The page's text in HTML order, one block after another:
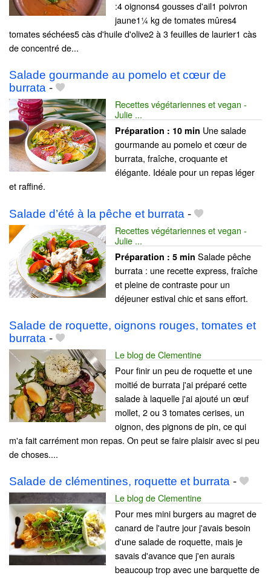
:4 oignons4 gousses d'ail1 poivron
jaune1¼ kg de tomates mûres4
tomates séchées5 càs d'huile d'olive2 à 3 feuilles de laurier1 càs
de concentré de...
Salade gourmande au pomelo et cœur de
burrata -
Recettes végétariennes et vegan -
Julie ...
Préparation : 10 min Une salade
gourmande au pomelo et cœur de
burrata, fraîche, croquante et
élégante. Idéale pour un repas léger
et raffiné.
Salade d’été à la pêche et burrata -
Recettes végétariennes et vegan -
Julie ...
Préparation : 5 min Salade pêche
burrata : une recette express, fraîche
et pleine de contraste pour un
déjeuner estival chic et sans effort.
Salade de roquette, oignons rouges, tomates et
burrata -
Le blog de Clementine
Pour finir un peu de roquette et une
moitié de burrata j'ai préparé cette
salade à laquelle j'ai ajouté un œuf
mollet, 2 ou 3 tomates cerises, un
oignon, des pignons de pin, ce qui
m'a fait carrément mon repas. On peut se faire plaisir avec si peu
de choses....
Salade de clémentines, roquette et burrata -
Le blog de Clementine
Pour mes mini burgers au magret de
canard de l'autre jour j'avais besoin
d'une salade de roquette, mais je
savais d'avance que j'en aurais
beaucoup trop avec une barquette de